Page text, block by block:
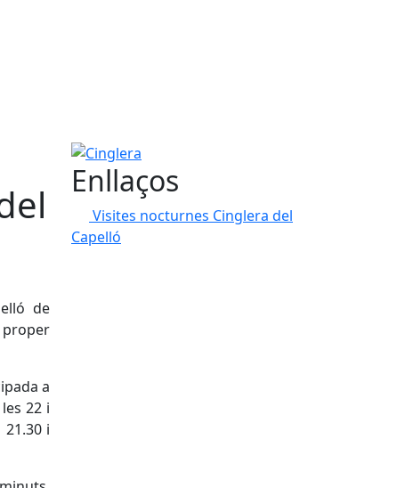
de
proper
a
22 i
i
Cinglera
Enllaços
Visites nocturnes Cinglera del
Capelló